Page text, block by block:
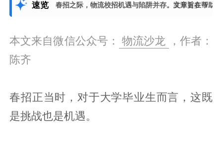
速览 春招之际，物流校招机遇与陷阱并存。文章旨在帮助
展开更多
本文来自微信公众号： 物流沙龙
，作者：
陈齐
春招正当时，对于大学毕业生而言，这既
是挑战也是机遇。